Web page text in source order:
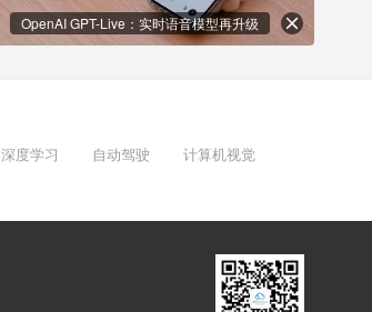
OpenAI GPT-Live：实时语音模型再升级
深度学习 自动驾驶
计算机视觉